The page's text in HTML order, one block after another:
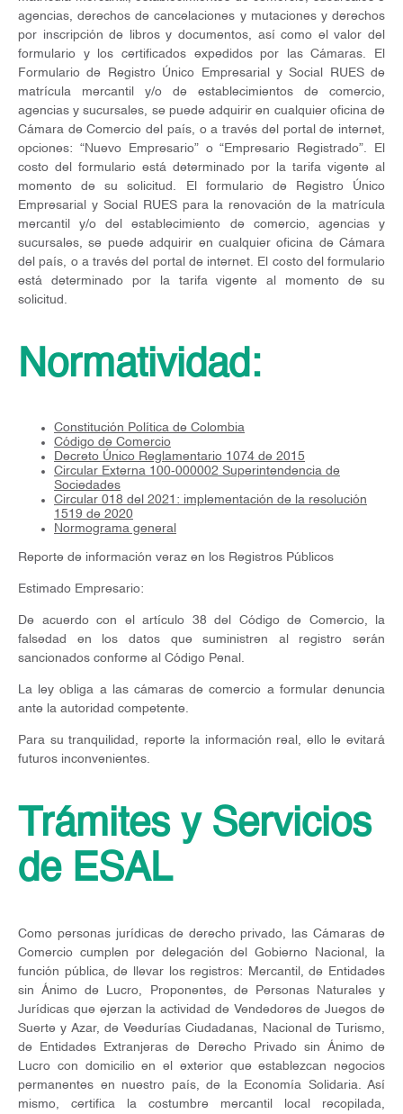
agencias, derechos de cancelaciones y mutaciones y derechos
por inscripción de libros y documentos, así como el valor del
formulario y los certificados expedidos por las Cámaras. El
Formulario de Registro Único Empresarial y Social RUES de
matrícula mercantil y/o de establecimientos de comercio,
agencias y sucursales, se puede adquirir en cualquier oficina de
Cámara de Comercio del país, o a través del portal de internet,
opciones: “Nuevo Empresario” o “Empresario Registrado”. El
costo del formulario está determinado por la tarifa vigente al
momento de su solicitud. El formulario de Registro Único
Empresarial y Social RUES para la renovación de la matrícula
mercantil y/o del establecimiento de comercio, agencias y
sucursales, se puede adquirir en cualquier oficina de Cámara
del país, o a través del portal de internet. El costo del formulario
está determinado por la tarifa vigente al momento de su
solicitud.
Normatividad:
Constitución Política de Colombia
Código de Comercio
Decreto Único Reglamentario 1074 de 2015
Circular Externa 100-000002 Superintendencia de
Sociedades
Circular 018 del 2021: implementación de la resolución
1519 de 2020
Normograma general
Reporte de información veraz en los Registros Públicos
Estimado Empresario:
De acuerdo con el artículo 38 del Código de Comercio, la
falsedad en los datos que suministren al registro serán
sancionados conforme al Código Penal.
La ley obliga a las cámaras de comercio a formular denuncia
ante la autoridad competente.
Para su tranquilidad, reporte la información real, ello le evitará
futuros inconvenientes.
Trámites y Servicios
de ESAL
Como personas jurídicas de derecho privado, las Cámaras de
Comercio cumplen por delegación del Gobierno Nacional, la
función pública, de llevar los registros: Mercantil, de Entidades
sin Ánimo de Lucro, Proponentes, de Personas Naturales y
Jurídicas que ejerzan la actividad de Vendedores de Juegos de
Suerte y Azar, de Veedurías Ciudadanas, Nacional de Turismo,
de Entidades Extranjeras de Derecho Privado sin Ánimo de
Lucro con domicilio en el exterior que establezcan negocios
permanentes en nuestro país, de la Economía Solidaria. Así
mismo, certifica la costumbre mercantil local recopilada,